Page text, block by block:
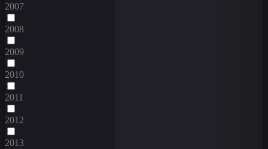
2007
2008
2009
2010
2011
2012
2013